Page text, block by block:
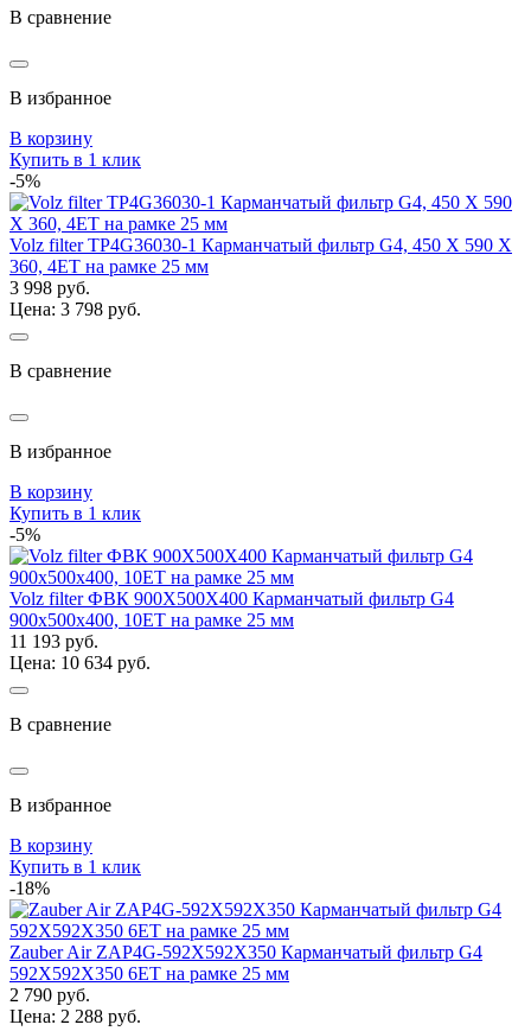
В сравнение
В избранное
В корзину
Купить в 1 клик
-5%
Volz filter TP4G36030-1 Карманчатый фильтр G4, 450 Х 590 Х
360, 4ЕТ на рамке 25 мм
3 998 руб.
Цена: 3 798 руб.
В сравнение
В избранное
В корзину
Купить в 1 клик
-5%
Volz filter ФВК 900Х500Х400 Карманчатый фильтр G4
900x500x400, 10ЕТ на рамке 25 мм
11 193 руб.
Цена: 10 634 руб.
В сравнение
В избранное
В корзину
Купить в 1 клик
-18%
Zauber Air ZAP4G-592X592X350 Карманчатый фильтр G4
592Х592Х350 6ЕТ на рамке 25 мм
2 790 руб.
Цена: 2 288 руб.